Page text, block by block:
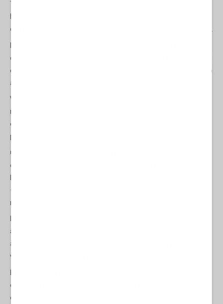
Traduzione: si trattava dell'applicazione rigorosa delle nuove
dall'Iran, al punto di strozzatura marittimo più sensibile al mondo.
dell'Iran come un attacco diretto alla «supremazia americana». Di
conseguenza, com'era prevedibile, la Casa Bianca ha autorizzato
attacchi contro le installazioni iraniane di droni.
Washington, ancora una volta prevedibilmente, ha presentato la
risposta cinetica come una riaffermazione proporzionata della
deterrenza. Teheran, dal canto suo, lo ha interpretato come un
palese attacco statunitense durante un cessate il fuoco attivo.
Così l'attacco di rappresaglia dell'IRGC sulla base kuwaitiana ha
consegnato, ancora una volta, un messaggio inequivocabile: le
– continuano a essere obiettivi legittimi e non riacquisteranno
mai più lo status di santuari.
altri attacchi martedì e mercoledì, e giovedì si sono
accompagnati di sanzioni contro la nuova agenzia iraniana di
vigilanza dello Stretto, la PGSA.
comando iraniani a Goruk e sull'isola di Qeshm come "attacchi
di autodifesa". La Forza Aerospaziale dell'IRGC ha preso di mira